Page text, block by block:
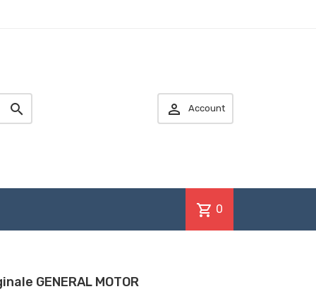
  Account
shopping_cart 0
GENERAL MOTOR